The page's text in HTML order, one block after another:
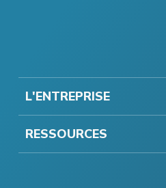
L'ENTREPRISE
RESSOURCES